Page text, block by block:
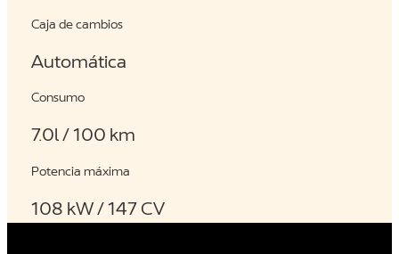
Caja de cambios
Automática
Consumo
7.0l / 100 km
Potencia máxima
108 kW / 147 CV